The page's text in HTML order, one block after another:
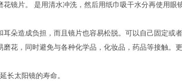
镜片。 是用清水冲洗，然后用纸巾吸干水分再使用眼
朵造成负担，而且镜片也容易松脱。可以自己固定或者
花，同时避免与各种化学品，化妆品，药品等接触。
长太阳镜的寿命。